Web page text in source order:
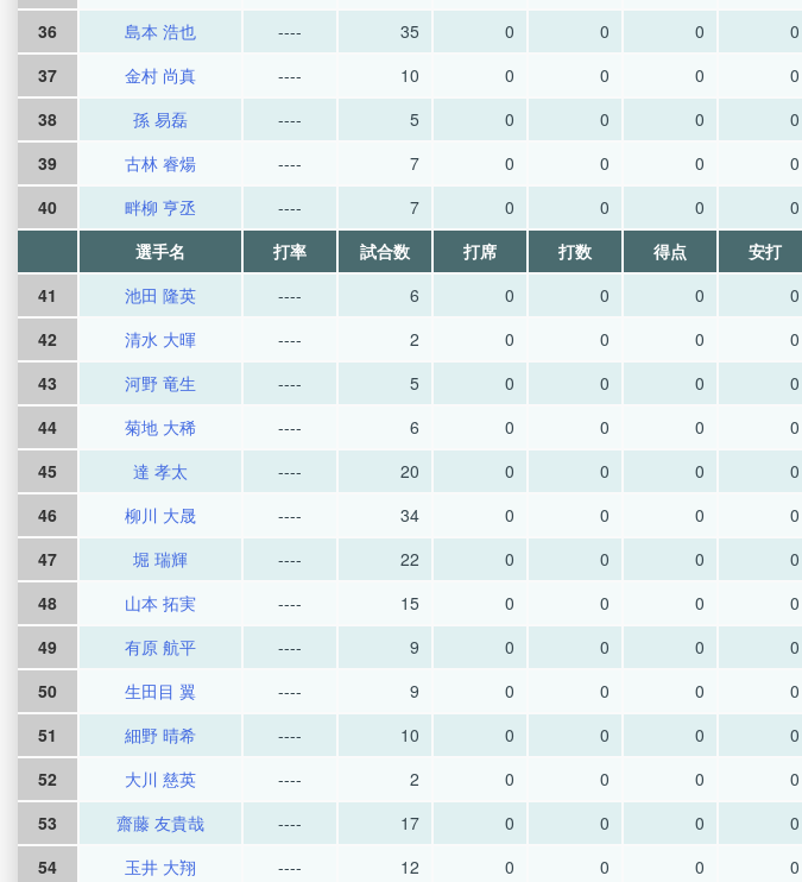
36
島本 浩也 ---- 35 0 0 0 0
37
金村 尚真 ---- 10 0 0 0 0
38
孫 易磊 ---- 5 0 0 0 0
39
古林 睿煬 ---- 7 0 0 0 0
40
畔柳 亨丞 ---- 7 0 0 0 0
選手名
打率 試合数 打席 打数 得点 安打
41
池田 隆英 ---- 6 0 0 0 0
42
清水 大暉 ---- 2 0 0 0 0
43
河野 竜生 ---- 5 0 0 0 0
44
菊地 大稀 ---- 6 0 0 0 0
45
達 孝太 ---- 20 0 0 0 0
46
柳川 大晟 ---- 34 0 0 0 0
47
堀 瑞輝 ---- 22 0 0 0 0
48
山本 拓実 ---- 15 0 0 0 0
49
有原 航平 ---- 9 0 0 0 0
50
生田目 翼 ---- 9 0 0 0 0
51
細野 晴希 ---- 10 0 0 0 0
52
大川 慈英 ---- 2 0 0 0 0
53
齋藤 友貴哉 ---- 17 0 0 0 0
54
玉井 大翔 ---- 12 0 0 0 0